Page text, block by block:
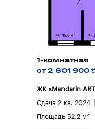
1-комнатная
от 2 801 900 ₴
ЖК «Mandarin
Сдача 2 кв. 2024
Площадь 52.2 м²